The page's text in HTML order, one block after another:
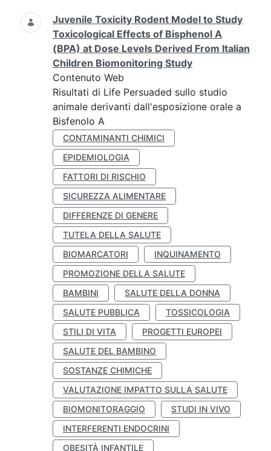
Juvenile Toxicity Rodent Model to Study
Toxicological Effects of Bisphenol A
(BPA) at Dose Levels Derived From Italian
Children Biomonitoring Study
Contenuto Web
Risultati di Life Persuaded sullo studio
animale derivanti dall'esposizione orale a
Bisfenolo A
CONTAMINANTI CHIMICI
EPIDEMIOLOGIA
FATTORI DI RISCHIO
SICUREZZA ALIMENTARE
DIFFERENZE DI GENERE
TUTELA DELLA SALUTE
BIOMARCATORI
INQUINAMENTO
PROMOZIONE DELLA SALUTE
BAMBINI
SALUTE DELLA DONNA
SALUTE PUBBLICA
TOSSICOLOGIA
STILI DI VITA
PROGETTI EUROPEI
SALUTE DEL BAMBINO
SOSTANZE CHIMICHE
VALUTAZIONE IMPATTO SULLA SALUTE
BIOMONITORAGGIO
STUDI IN VIVO
INTERFERENTI ENDOCRINI
OBESITÀ INFANTILE